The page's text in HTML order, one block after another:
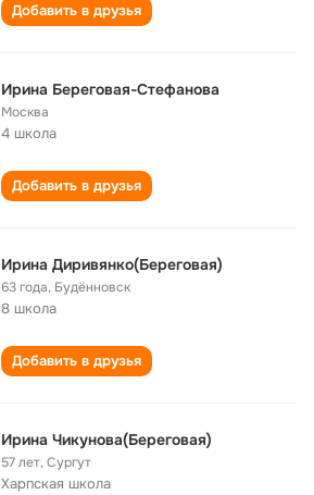
Добавить в друзья
Ирина Береговая-Cтефанова
Москва
4 школа
Добавить в друзья
Ирина Диривянко(Береговая)
63 года, Будённовск
8 школа
Добавить в друзья
Ирина Чикунова(Береговая)
57 лет,Сургут
Харпская школа